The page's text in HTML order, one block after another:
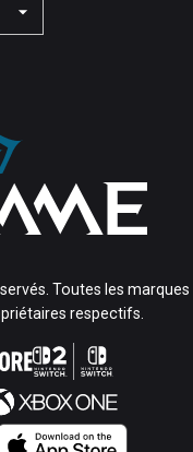
Toutes les marques
respectifs.